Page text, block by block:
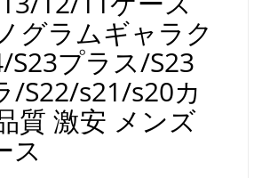
グラムギャラク
S23プラス/S23
/S22/s21/s20カ
質 激安 メンズ
ス